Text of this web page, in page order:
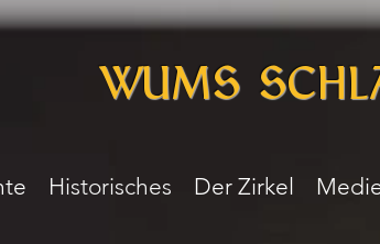
WUMS
Historisches Der Zirkel